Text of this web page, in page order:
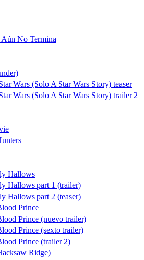
No Termina
Wars (Solo A Star Wars Story) teaser
Wars (Solo A Star Wars Story) trailer 2
Hallows
Hallows part 1 (trailer)
Hallows part 2 (teaser)
Prince
Prince (nuevo trailer)
Prince (sexto trailer)
Prince (trailer 2)
Ridge)